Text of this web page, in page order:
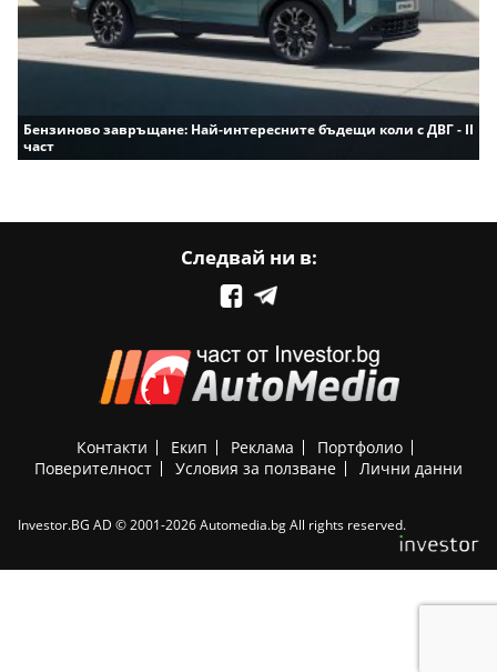
Бензиново завръщане: Най-интересните бъдещи коли с ДВГ - II
част
Следвай ни в:
Контакти Екип Реклама
Портфолио
Поверителност
Условия за ползване Лични данни
Investor.BG AD © 2001-2026 Automedia.bg All rights reserved.